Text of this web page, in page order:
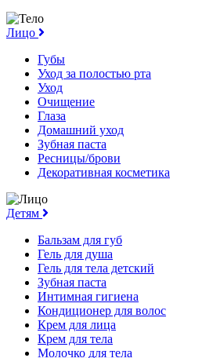
Лицо
Губы
Уход за полостью рта
Уход
Очищение
Глаза
Домашний уход
Зубная паста
Ресницы/брови
Декоративная косметика
Детям
Бальзам для губ
Гель для душа
Гель для тела детский
Зубная паста
Интимная гигиена
Кондиционер для волос
Крем для лица
Крем для тела
Молочко для тела